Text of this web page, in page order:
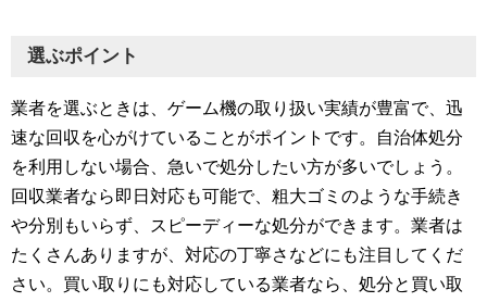
選ぶポイント
業者を選ぶときは、ゲーム機の取り扱い実績が豊富で、迅
速な回収を心がけていることがポイントです。自治体処分
を利用しない場合、急いで処分したい方が多いでしょう。
回収業者なら即日対応も可能で、粗大ゴミのような手続き
や分別もいらず、スピーディーな処分ができます。業者は
たくさんありますが、対応の丁寧さなどにも注目してくだ
さい。買い取りにも対応している業者なら、処分と買い取